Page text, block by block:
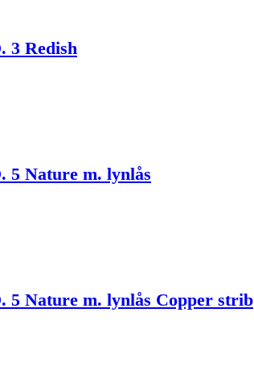
3 Redish
5 Nature m. lynlås
5 Nature m. lynlås Copper strib